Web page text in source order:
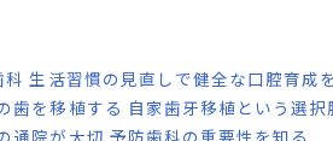
生活習慣の見直しで健全な口腔育成を
歯を移植する 自家歯牙移植という選択